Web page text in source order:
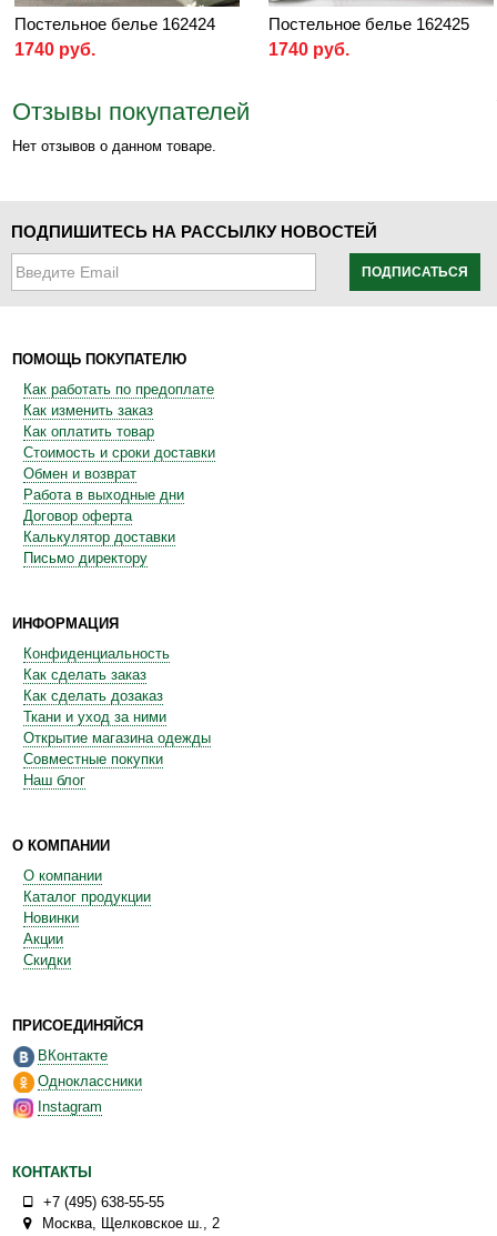
Постельное белье 162424
1740 руб.
Постельное белье 162425
1740 руб.
Отзывы покупателей
Нет отзывов о данном товаре.
ПОДПИШИТЕСЬ НА РАССЫЛКУ НОВОСТЕЙ
ПОДПИСАТЬСЯ
ПОМОЩЬ ПОКУПАТЕЛЮ
Как работать по предоплате
Как изменить заказ
Как оплатить товар
Стоимость и сроки доставки
Обмен и возврат
Работа в выходные дни
Договор оферта
Калькулятор доставки
Письмо директору
ИНФОРМАЦИЯ
Конфиденциальность
Как сделать заказ
Как сделать дозаказ
Ткани и уход за ними
Открытие магазина одежды
Совместные покупки
Наш блог
О КОМПАНИИ
О компании
Каталог продукции
Новинки
Акции
Скидки
ПРИСОЕДИНЯЙСЯ
ВКонтакте
Одноклассники
Instagram
КОНТАКТЫ
+7 (495) 638-55-55
Москва Щелковское ш., 2